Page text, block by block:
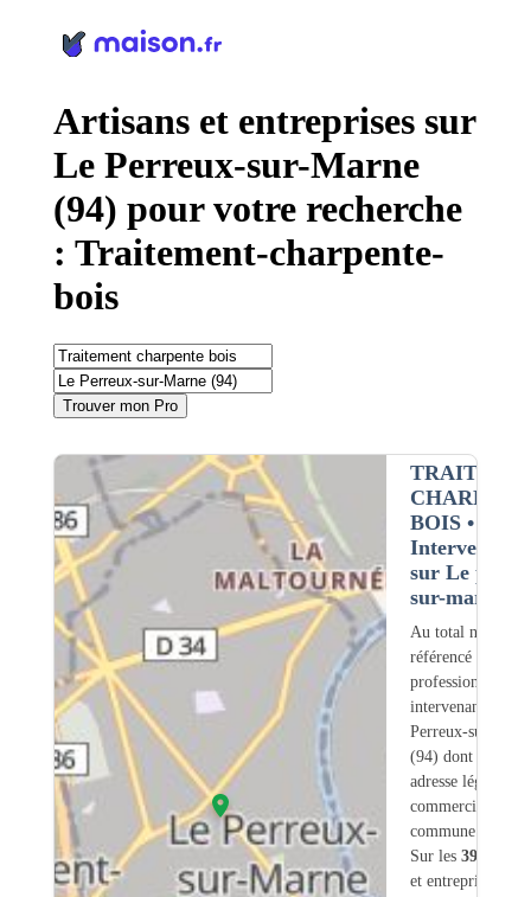
Artisans et entreprises sur
Le Perreux-sur-Marne
(94) pour votre recherche
: Traitement-charpente-
bois
Trouver mon Pro
BOIS•
Intervention
sur Le
sur-marne
Au total nous
référencé
professionnels
intervenant sur Le
Perreux-sur-
(94) dont
adresse légale ou
commerciale
commune.
Sur les 390
et entreprises